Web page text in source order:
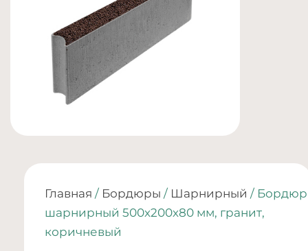
Главная / Бордюры / Шарнирный / Бордюр
шарнирный 500х200х80 мм, гранит,
коричневый